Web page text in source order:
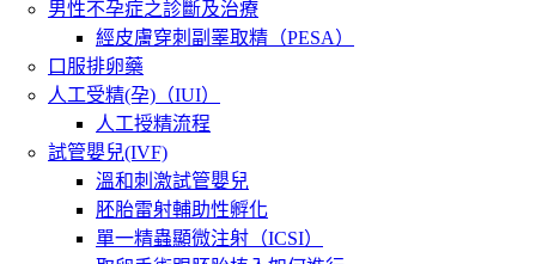
男性不孕症之診斷及治療
經皮膚穿刺副睪取精（PESA）
口服排卵藥
人工受精(孕)（IUI）
人工授精流程
試管嬰兒(IVF)
溫和刺激試管嬰兒
胚胎雷射輔助性孵化
單一精蟲顯微注射（ICSI）